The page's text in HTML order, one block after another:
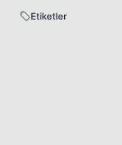
Etiketler